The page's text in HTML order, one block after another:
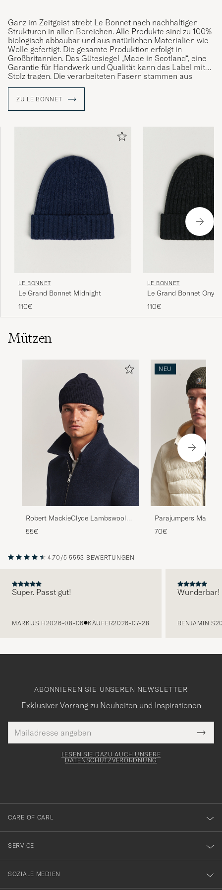
Ganz im Zeitgeist strebt Le Bonnet nach nachhaltigen
Strukturen in allen Bereichen. Alle Produkte sind zu 100%
biologisch abbaubar und aus natürlichen Materialien wie
Wolle gefertigt. Die gesamte Produktion erfolgt in
Großbritannien. Das Gütesiegel „Made in Scotland“, eine
Garantie für Handwerk und Qualität kann das Label mit
Stolz tragen. Die verarbeiteten Fasern stammen aus
ältesten Betrieben des Inselreiches.
Herstellungsmethoden, überliefert von Generation zu
ZU LE BONNET
LE BONNET
Le Grand Bonnet Midnight
110€
LE BONNET
Le Grand Bonnet Onyx
110€
Mützen
Robert MackieClyde Lambswool
BeanieNavy
55€
NEU
Parajumpers Matio
Taggia Olive
70€
4.70/5 5553 BEWERTUNGEN
Super. Passt gut!
MARKUS H2026-08-06 KÄUFER2026-07-28
Wunderbar!
BENJAMIN S
ABONNIEREN SIE UNSEREN NEWSLETTER
Exklusiver Vorrang zu Neuheiten und Inspirationen
Mail
Adresse
Tack
för
dig
till
vårt
nyhetsbrev!
LESEN SIE DAZU AUCH UNSERE
DATENSCHUTZVERORDNUNG
CARE OF CARL
SERVICE
SOZIALE MEDIEN